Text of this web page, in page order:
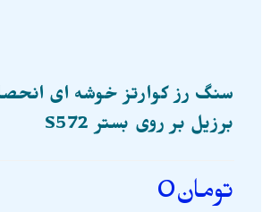
سنگ رز کوارتز خوشه ای
برزیل بر روی بستر S572
تومان0